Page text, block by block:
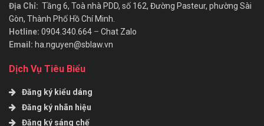
Địa Chỉ: Tầng 6, Toà nhà PDD, số 162, Đường Pasteur, phường Sài
Gòn, Thành Phố Hồ Chí Minh.
Hotline: 0904.340.664 – Chat Zalo
Email: ha.nguyen@sblaw.vn
Dịch Vụ Tiêu Biểu
Đăng ký kiểu dáng
Đăng ký nhãn hiệu
Đăng ký sáng chế